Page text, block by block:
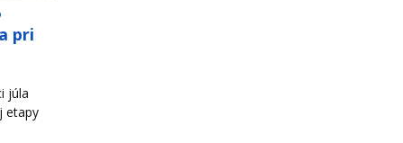
pri
júla
etapy